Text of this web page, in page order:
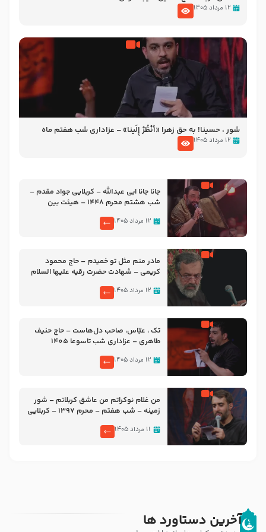
۱۲ مرداد ۱۴۰۵
شور ، حسینا! به‌ حق زهرا «أُنْظُرْ إِلَینا» – عزاداری شب هفتم ماه
محرّم 1405
۱۲ مرداد ۱۴۰۵
جانا جانا ابی عبدالله – کربلایی جواد مقدم –
شب هشتم محرم 1448 – هیئت بین
۱۲ مرداد ۱۴۰۵
مادر منم مثل تو خمیدم – حاج محمود
کریمی – شهادت حضرت رقیه علیها السلام
۱۲ مرداد ۱۴۰۵
تک ، عبّاس، صاحب دل‌هاست – حاج حنیف
طاهری – عزاداری شب تاسوعا 1405
۱۲ مرداد ۱۴۰۵
من غلام نوکراتم من عاشق کربلاتم – شور
زمینه – شب هفتم – محرم 1397 – کربلایی
۱۱ مرداد ۱۴۰۵
آخرین دستاورد ها